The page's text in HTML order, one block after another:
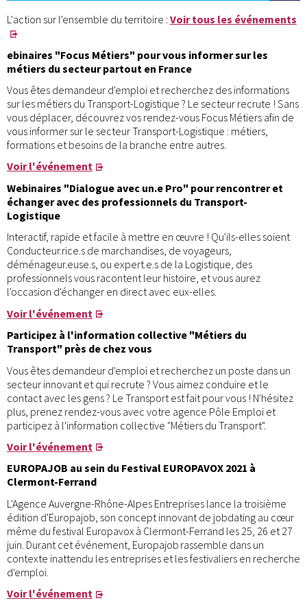
L'action sur l'ensemble du territoire : Voir tous les événements
ebinaires "Focus Métiers" pour vous informer sur les
métiers du secteur partout en France
Vous êtes demandeur d'emploi et recherchez des informations
sur les métiers du Transport-Logistique ? Le secteur recrute ! Sans
vous déplacer, découvrez vos rendez-vous Focus Métiers afin de
vous informer sur le secteur Transport-Logistique : métiers,
formations et besoins de la branche entre autres.
Voir l'événement
Webinaires "Dialogue avec un.e Pro" pour rencontrer et
échanger avec des professionnels du Transport-
Logistique
Interactif, rapide et facile à mettre en œuvre ! Qu'ils-elles soient
Conducteur.rice.s de marchandises, de voyageurs,
déménageur.euse.s, ou expert.e.s de la Logistique, des
professionnels vous racontent leur histoire, et vous aurez
l'occasion d'échanger en direct avec eux-elles.
Voir l'événement
Participez à l'information collective "Métiers du
Transport" près de chez vous
Vous êtes demandeur d'emploi et recherchez un poste dans un
secteur innovant et qui recrute ? Vous aimez conduire et le
contact avec les gens ? Le Transport est fait pour vous ! N'hésitez
plus, prenez rendez-vous avec votre agence Pôle Emploi et
participez à l'information collective "Métiers du Transport".
Voir l'événement
EUROPAJOB au sein du Festival EUROPAVOX 2021 à
Clermont-Ferrand
L'Agence Auvergne-Rhône-Alpes Entreprises lance la troisième
édition d'Europajob, son concept innovant de jobdating au cœur
même du festival Europavox à Clermont-Ferrand les 25, 26 et 27
juin. Durant cet événement, Europajob rassemble dans un
contexte inattendu les entreprises et les festivaliers en recherche
d'emploi.
Voir l'événement